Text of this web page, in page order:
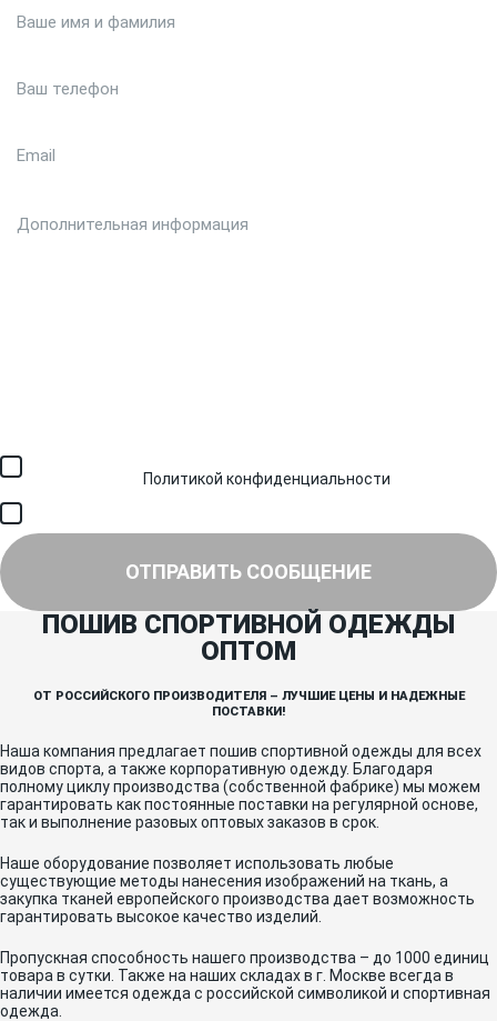
Политикой конфиденциальности
ОТПРАВИТЬ СООБЩЕНИЕ
ПОШИВ СПОРТИВНОЙ ОДЕЖДЫ
ОПТОМ
ОТ РОССИЙСКОГО ПРОИЗВОДИТЕЛЯ – ЛУЧШИЕ ЦЕНЫ И НАДЕЖНЫЕ
ПОСТАВКИ!
Наша компания предлагает пошив спортивной одежды для всех
видов спорта, а также корпоративную одежду. Благодаря
полному циклу производства (собственной фабрике) мы можем
гарантировать как постоянные поставки на регулярной основе,
так и выполнение разовых оптовых заказов в срок.
Наше оборудование позволяет использовать любые
существующие методы нанесения изображений на ткань, а
закупка тканей европейского производства дает возможность
гарантировать высокое качество изделий.
Пропускная способность нашего производства – до 1000 единиц
товара в сутки. Также на наших складах в г. Москве всегда в
наличии имеется одежда с российской символикой и спортивная
одежда.